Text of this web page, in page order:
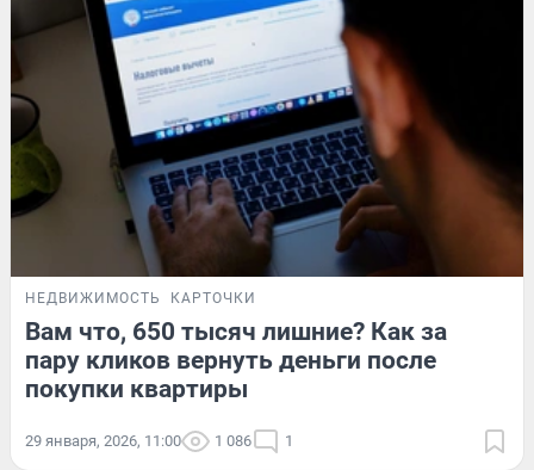
НЕДВИЖИМОСТЬ КАРТОЧКИ
Вам что, 650 тысяч лишние? Как за
пару кликов вернуть деньги после
покупки квартиры
29 января, 2026, 11:00 1 086 1